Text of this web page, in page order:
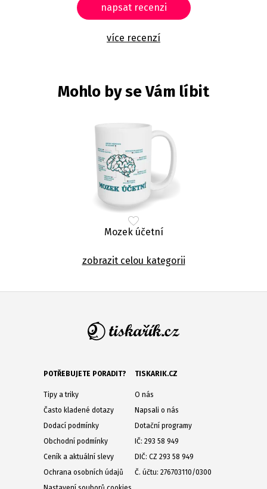
napsat recenzi
více recenzí
Mohlo by se Vám líbit
Mozek účetní
zobrazit celou kategorii
POTŘEBUJETE PORADIT?
Tipy a triky
Často kladené dotazy
Dodací podmínky
Obchodní podmínky
Ceník a aktuální slevy
Ochrana osobních údajů
TISKARIK.CZ
O nás
Napsali o nás
Dotační programy
IČ: 293 58 949
DIČ: CZ 293 58 949
Č. účtu: 276703110/0300